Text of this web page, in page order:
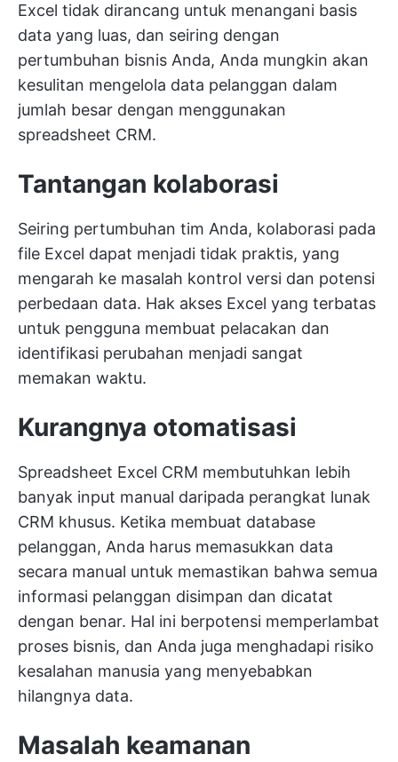
Excel tidak dirancang untuk menangani basis
data yang luas, dan seiring dengan
pertumbuhan bisnis Anda, Anda mungkin akan
kesulitan mengelola data pelanggan dalam
jumlah besar dengan menggunakan
spreadsheet CRM.
Tantangan kolaborasi
Seiring pertumbuhan tim Anda, kolaborasi pada
file Excel dapat menjadi tidak praktis, yang
mengarah ke masalah kontrol versi dan potensi
perbedaan data. Hak akses Excel yang terbatas
untuk pengguna membuat pelacakan dan
identifikasi perubahan menjadi sangat
memakan waktu.
Kurangnya otomatisasi
Spreadsheet Excel CRM membutuhkan lebih
banyak input manual daripada perangkat lunak
CRM khusus. Ketika membuat database
pelanggan, Anda harus memasukkan data
secara manual untuk memastikan bahwa semua
informasi pelanggan disimpan dan dicatat
dengan benar. Hal ini berpotensi memperlambat
proses bisnis, dan Anda juga menghadapi risiko
kesalahan manusia yang menyebabkan
hilangnya data.
Masalah keamanan